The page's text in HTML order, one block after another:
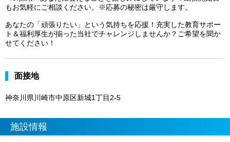
もお気軽にご相談ください。※応募の秘密は厳守します。
あなたの「頑張りたい」という気持ちを応援！充実した教育サポー
ト＆福利厚生が揃った当社でチャレンジしませんか？ご希望を聞か
せてください！
面接地
神奈川県川崎市中原区新城1丁目2-5
施設情報